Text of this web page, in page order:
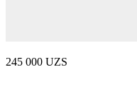
245 000 UZS